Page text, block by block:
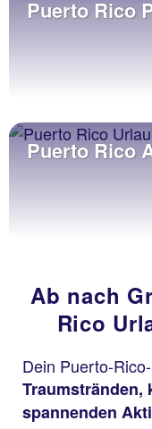
Puerto Rico
Puerto Rico
Ab nach
Rico
Dein Puerto-
Traumstränden,
spannenden